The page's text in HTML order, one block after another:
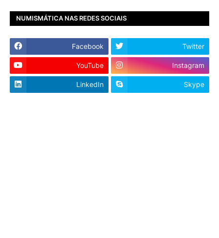
NUMISMÁTICA NAS REDES SOCIAIS
Facebook Twitter
YouTube Instagram
LinkedIn Skype